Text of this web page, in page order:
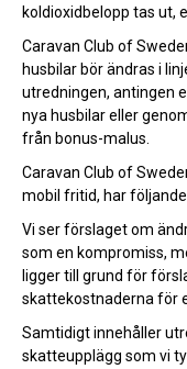
koldioxidbelopp tas ut,
Caravan Club of
husbilar bör ändras i
utredningen, antingen
nya husbilar eller
från bonus-malus.
Caravan Club of
mobil fritid, har
Vi ser förslaget om
som en kompromiss,
ligger till grund för
skattekostnaderna för
Samtidigt innehåller
skatteupplägg som vi